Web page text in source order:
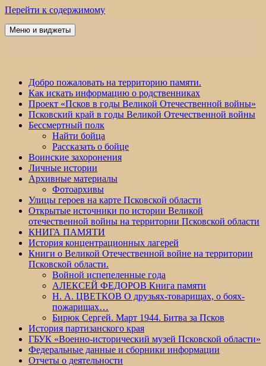
Перейти к содержимому
Победа 60
Меню и виджеты
Добро пожаловать на территорию памяти.
Как искать информацию о родственниках
Проект «Псков в годы Великой Отечественной войны»
Псковский край в годы Великой Отечественной войны
Бессмертный полк
Найти бойца
Рассказать о бойце
Воинские захоронения
Личные истории
Архивные материалы
Фотоархивы
Улицы героев на карте Псковской области
Открытые источники по истории Великой
отечественной войны на территории Псковской области
КНИГА ПАМЯТИ
История концентрационных лагерей
Книги о Великой Отечественной войне на территории
Псковской области.
Войной испепеленные года
АЛЕКСЕЙ ФЕДОРОВ Книга памяти
Н. А. ЦВЕТКОВ О друзьях-товарищах, о боях-
пожарищах…
Бирюк Сергей. Март 1944. Битва за Псков
История партизанского края
ГБУК «Военно-исторический музей Псковской области»
Федеральные данные и сборники информации
Отчеты о деятельности